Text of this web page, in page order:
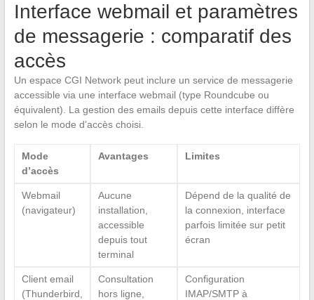
Interface webmail et paramètres
de messagerie : comparatif des
accès
Un espace CGI Network peut inclure un service de messagerie
accessible via une interface webmail (type Roundcube ou
équivalent). La gestion des emails depuis cette interface diffère
selon le mode d’accès choisi.
Mode
d’accès
Avantages Limites
Webmail
(navigateur)
Aucune
installation,
accessible
depuis tout
terminal
Dépend de la qualité de
la connexion, interface
parfois limitée sur petit
écran
Client email
(Thunderbird,
Consultation
hors ligne,
Configuration
IMAP/SMTP à